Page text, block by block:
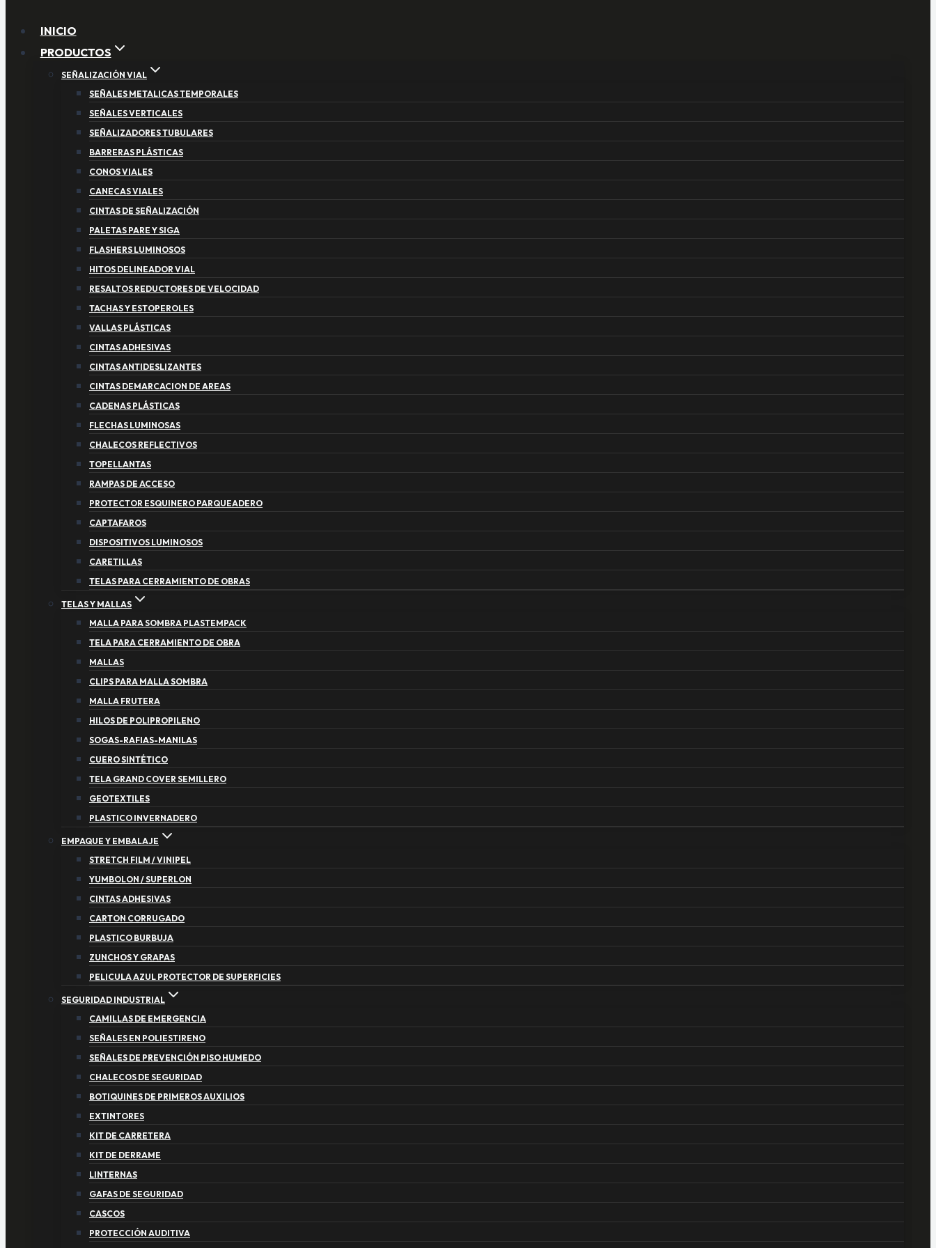
INICIO
PRODUCTOS
SEÑALIZACIÓN VIAL
SEÑALES METALICAS TEMPORALES
SEÑALES VERTICALES
SEÑALIZADORES TUBULARES
BARRERAS PLÁSTICAS
CONOS VIALES
CANECAS VIALES
CINTAS DE SEÑALIZACIÓN
PALETAS PARE Y SIGA
FLASHERS LUMINOSOS
HITOS DELINEADOR VIAL
RESALTOS REDUCTORES DE VELOCIDAD
TACHAS Y ESTOPEROLES
VALLAS PLÁSTICAS
CINTAS ADHESIVAS
CINTAS ANTIDESLIZANTES
CINTAS DEMARCACION DE AREAS
CADENAS PLÁSTICAS
FLECHAS LUMINOSAS
CHALECOS REFLECTIVOS
TOPELLANTAS
RAMPAS DE ACCESO
PROTECTOR ESQUINERO PARQUEADERO
CAPTAFAROS
DISPOSITIVOS LUMINOSOS
CARETILLAS
TELAS PARA CERRAMIENTO DE OBRAS
TELAS Y MALLAS
MALLA PARA SOMBRA PLASTEMPACK
TELA PARA CERRAMIENTO DE OBRA
MALLAS
CLIPS PARA MALLA SOMBRA
MALLA FRUTERA
HILOS DE POLIPROPILENO
SOGAS-RAFIAS-MANILAS
CUERO SINTÉTICO
TELA GRAND COVER SEMILLERO
GEOTEXTILES
PLASTICO INVERNADERO
EMPAQUE Y EMBALAJE
STRETCH FILM / VINIPEL
YUMBOLON / SUPERLON
CINTAS ADHESIVAS
CARTON CORRUGADO
PLASTICO BURBUJA
ZUNCHOS Y GRAPAS
PELICULA AZUL PROTECTOR DE SUPERFICIES
SEGURIDAD INDUSTRIAL
CAMILLAS DE EMERGENCIA
SEÑALES EN POLIESTIRENO
SEÑALES DE PREVENCIÓN PISO HUMEDO
CHALECOS DE SEGURIDAD
BOTIQUINES DE PRIMEROS AUXILIOS
EXTINTORES
KIT DE CARRETERA
KIT DE DERRAME
LINTERNAS
GAFAS DE SEGURIDAD
CASCOS
PROTECCIÓN AUDITIVA